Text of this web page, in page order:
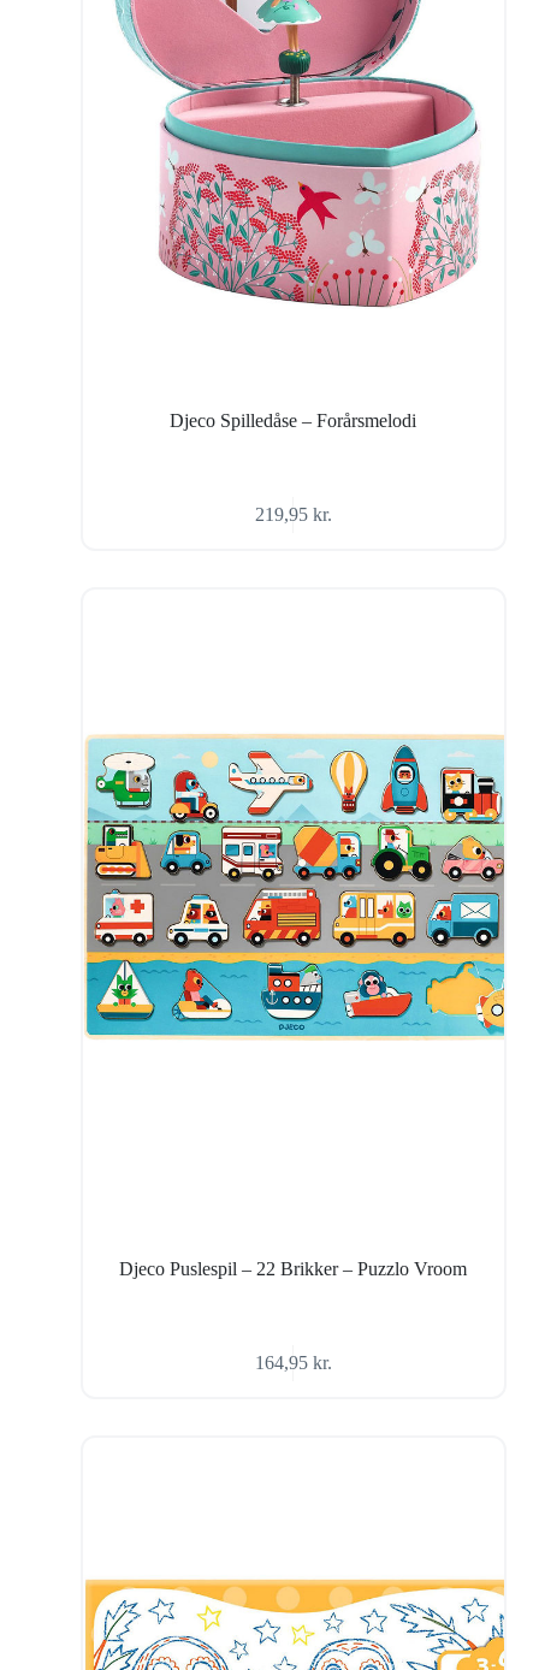
Djeco Spilledåse – Forårsmelodi
219,95 kr.
Djeco Puslespil – 22 Brikker – Puzzlo Vroom
164,95 kr.